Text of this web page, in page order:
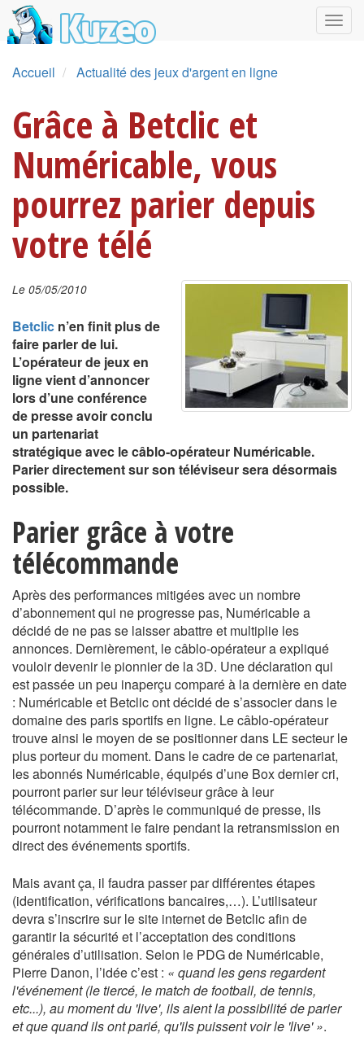
Accueil Actualité des jeux d'argent en ligne
Grâce à Betclic et
Numéricable, vous
pourrez parier depuis
votre télé
Le 05/05/2010
Betclic n’en finit plus de
faire parler de lui.
L’opérateur de jeux en
ligne vient d’annoncer
lors d’une conférence
de presse avoir conclu
un partenariat
stratégique avec le câblo-opérateur Numéricable.
Parier directement sur son téléviseur sera désormais
possible.
Parier grâce à votre
télécommande
Après des performances mitigées avec un nombre
d’abonnement qui ne progresse pas, Numéricable a
décidé de ne pas se laisser abattre et multiplie les
annonces. Dernièrement, le câblo-opérateur a expliqué
vouloir devenir le pionnier de la 3D. Une déclaration qui
est passée un peu inaperçu comparé à la dernière en date
: Numéricable et Betclic ont décidé de s’associer dans le
domaine des paris sportifs en ligne. Le câblo-opérateur
trouve ainsi le moyen de se positionner dans LE secteur le
plus porteur du moment. Dans le cadre de ce partenariat,
les abonnés Numéricable, équipés d’une Box dernier cri,
pourront parier sur leur téléviseur grâce à leur
télécommande. D’après le communiqué de presse, ils
pourront notamment le faire pendant la retransmission en
direct des événements sportifs.
Mais avant ça, il faudra passer par différentes étapes
(identification, vérifications bancaires,…). L’utilisateur
devra s’inscrire sur le site internet de Betclic afin de
garantir la sécurité et l’acceptation des conditions
générales d’utilisation. Selon le PDG de Numéricable,
Pierre Danon, l’idée c’est : « quand les gens regardent
l'événement (le tiercé, le match de football, de tennis,
etc...), au moment du 'live', ils aient la possibilité de parier
et que quand ils ont parié, qu'ils puissent voir le 'live' ».